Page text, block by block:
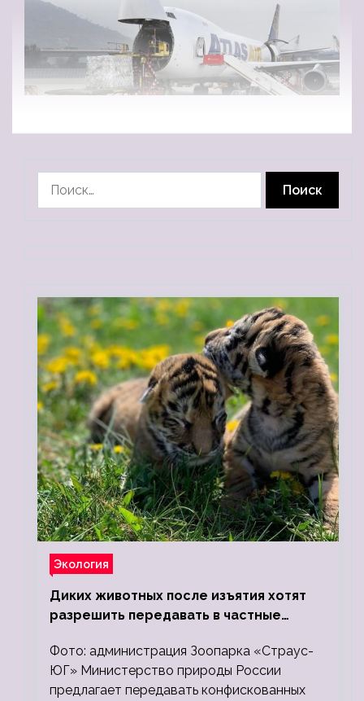
Экология
Диких животных после изъятия хотят
разрешить передавать в частные
Фото: администрация Зоопарка «Страус-
ЮГ» Министерство природы России
предлагает передавать конфискованных